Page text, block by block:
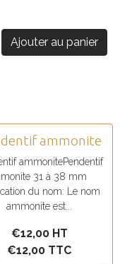
Ajouter au panier
ammonite
ammonitePendentif
31 à 38 mm
du nom: Le nom
ammonite est...
€12,00 HT
€12,00 TTC